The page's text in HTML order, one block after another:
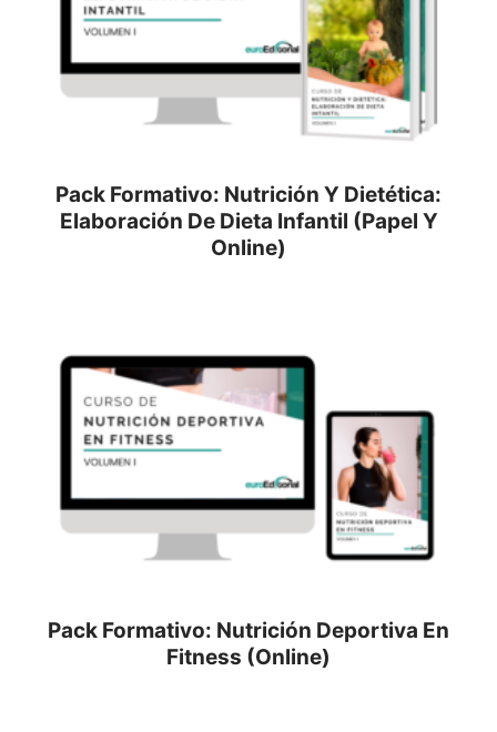
Pack Formativo: Nutrición Y Dietética:
Elaboración De Dieta Infantil (Papel Y
Online)
Pack Formativo: Nutrición Deportiva En
Fitness (Online)